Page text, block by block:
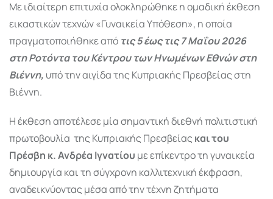
Με ιδιαίτερη επιτυχία ολοκληρώθηκε η ομαδική έκθεση
εικαστικών τεχνών «Γυναικεία Υπόθεση», η οποία
πραγματοποιήθηκε από τις 5 έως τις 7 Μαΐου 2026
στη Ροτόντα του Κέντρου των Ηνωμένων Εθνών στη
Βιέννη, υπό την αιγίδα της Κυπριακής Πρεσβείας στη
Βιέννη.
Η έκθεση αποτέλεσε μία σημαντική διεθνή πολιτιστική
πρωτοβουλία της Κυπριακής Πρεσβείας και του
Πρέσβη κ. Ανδρέα Ιγνατίου με επίκεντρο τη γυναικεία
δημιουργία και τη σύγχρονη καλλιτεχνική έκφραση,
αναδεικνύοντας μέσα από την τέχνη ζητήματα